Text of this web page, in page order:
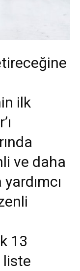
ilk
ve daha
13
liste